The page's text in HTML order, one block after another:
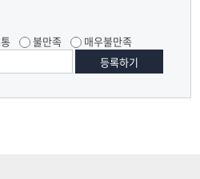
불만족 매우불만족